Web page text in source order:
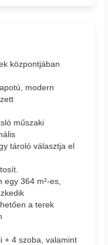
központjában
modern
műszaki
tároló választja el
egy 364 m²-es,
a terek
+ 4 szoba, valamint